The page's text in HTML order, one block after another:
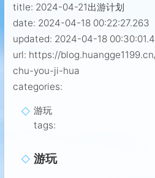
title: 2024-04-21出游计划
date: 2024-04-18 00:22:27.263
updated: 2024-04-18
url: https://
chu-you-ji-hua
categories:
游玩
tags:
游玩